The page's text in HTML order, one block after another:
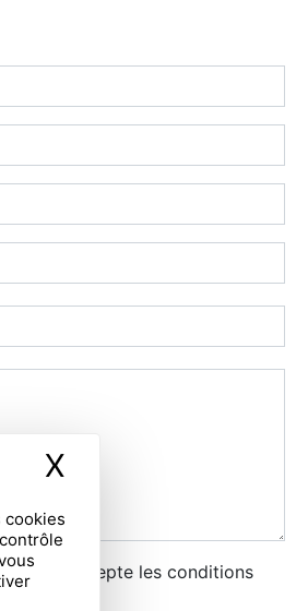
cookies
X
case, j'accepte les conditions